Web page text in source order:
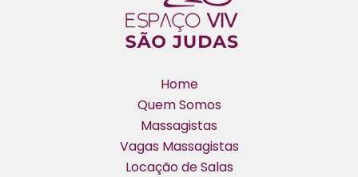
Home
Quem Somos
Massagistas
Vagas Massagistas
Locação de Salas